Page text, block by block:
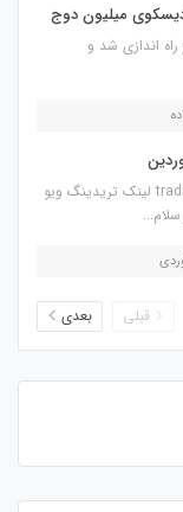
میلیون دوج
اندازی شد و
tradingview.com/u/halakoei لینک تریدینگ ویو
قبلی بعدی